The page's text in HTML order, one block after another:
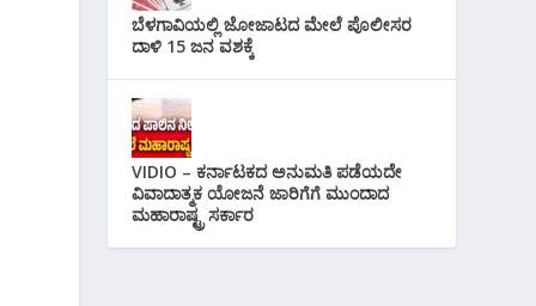
ಬೆಳಗಾವಿಯಲ್ಲಿ ಜೋಜಾಟದ ಮೇಲೆ ಪೊಲೀಸರ
ದಾಳಿ 15 ಜನ ವಶಕ್ಕೆ
VIDIO – ಕರ್ನಾಟಕದ ಅನುಮತಿ ಪಡೆಯದೇ
ವಿವಾದಾತ್ಮಕ ಯೋಜನೆ ಜಾರಿಗೆಗೆ ಮುಂದಾದ
ಮಹಾರಾಷ್ಟ್ರ ಸರ್ಕಾರ